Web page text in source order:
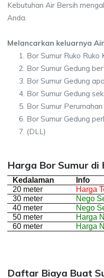
Kebutuhan Air Bersih
Anda.
Melancarkan keluarnya
Bor Sumur Ruko Ruko
Bor Sumur Gedung
Bor Sumur Gedung
Bor Sumur Gedung
Bor Sumur
Bor Sumur Gedung
(DLL)
Harga Bor Sumur di
Kedalaman Info
20 meter
Harga
30 meter
Nego
40 meter
Nego
50 meter
Harga
60 meter
Harga
Daftar Biaya Buat